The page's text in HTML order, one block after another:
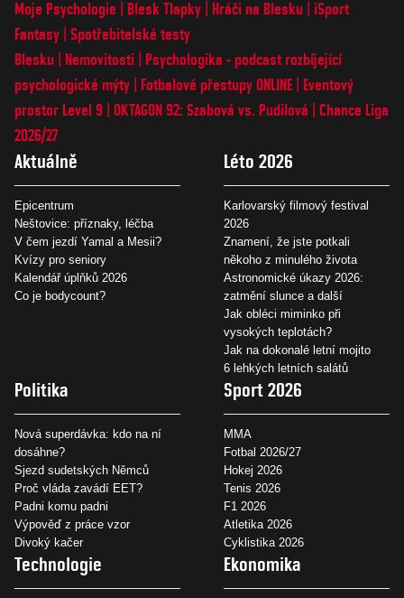
Moje Psychologie Blesk Tlapky Hráči na Blesku
iSport
Fantasy Spotřebitelské testy
Blesku
Nemovitosti
Psychologika - podcast rozbíjející
psychologické mýty
Fotbalové přestupy ONLINE
Eventový
prostor Level 9 OKTAGON 92: Szabová vs. Pudilová
Chance Liga
2026/27
Aktuálně
Epicentrum
Neštovice: příznaky, léčba
V čem jezdí Yamal a Mesii?
Kvízy pro seniory
Kalendář úplňků 2026
Co je bodycount?
Léto 2026
Karlovarský filmový festival
2026
Znamení, že jste potkali
někoho z minulého života
Astronomické úkazy 2026:
zatmění slunce a další
Jak obléci miminko při
vysokých teplotách?
Jak na dokonalé letní mojito
6 lehkých letních salátů
Politika
Nová superdávka: kdo na ní
dosáhne?
Sjezd sudetských Němců
Proč vláda zavádí EET?
Padni komu padni
Výpověď z práce vzor
Divoký kačer
Sport 2026
MMA
Fotbal 2026/27
Hokej 2026
Tenis 2026
F1 2026
Atletika 2026
Cyklistika 2026
Technologie Ekonomika